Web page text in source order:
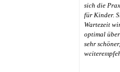
sich die
für Kinder.
Wartezeit
optimal
sehr
← →